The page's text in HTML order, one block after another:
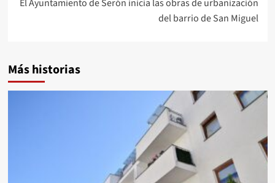
El Ayuntamiento de Serón inicia las obras de urbanización
del barrio de San Miguel
Más historias